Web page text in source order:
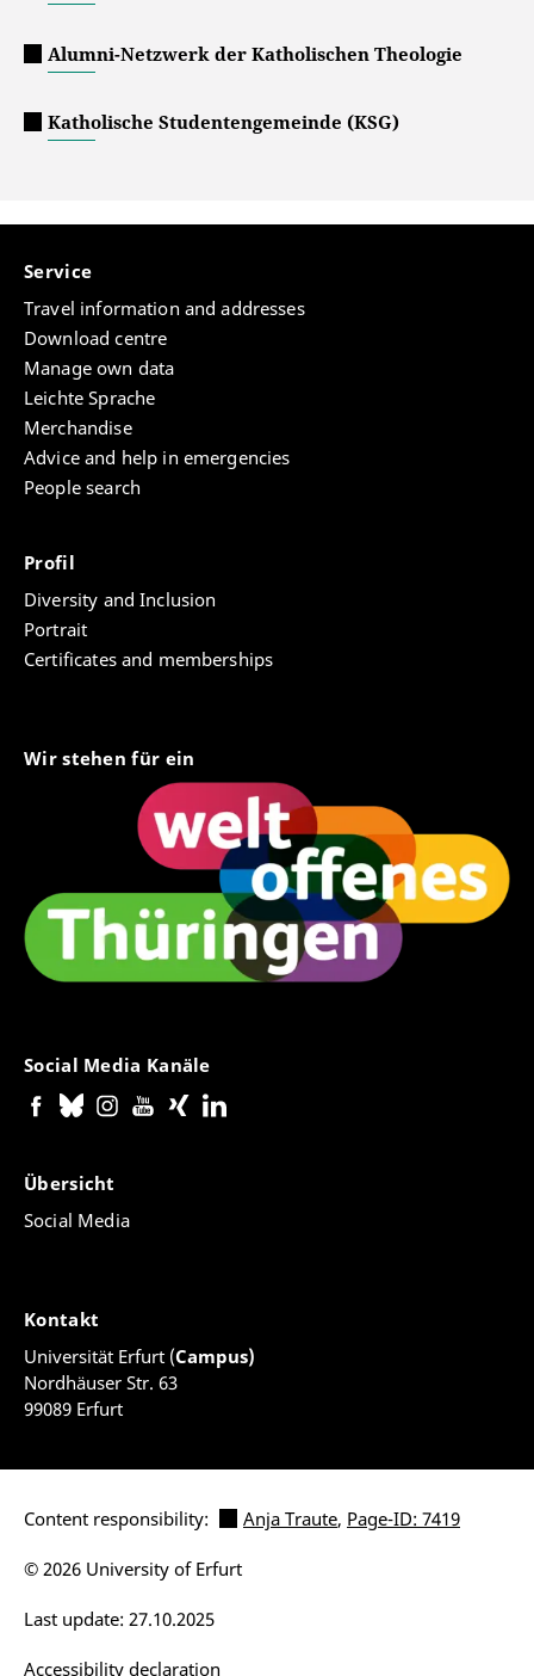
Alumni-Netzwerk der Katholischen Theologie
Katholische Studentengemeinde (KSG)
Service
Travel information and addresses
Download centre
Manage own data
Leichte Sprache
Merchandise
Advice and help in emergencies
People search
Profil
Diversity and Inclusion
Portrait
Certificates and memberships
Wir stehen für ein
Social Media Kanäle
Übersicht
Social Media
Kontakt
Universität Erfurt (Campus)
Nordhäuser Str. 63
99089 Erfurt
Content responsibility: Anja Traute, Page-ID: 7419
Accessibility declaration
Last update: 27.10.2025
© 2026 University of Erfurt